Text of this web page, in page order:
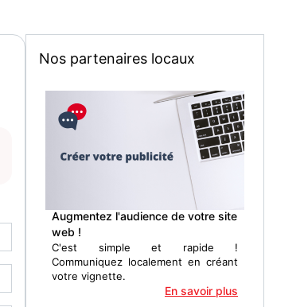
Nos partenaires locaux
Augmentez l'audience de votre site
web !
C'est simple et rapide !
Communiquez localement en créant
votre vignette.
En savoir plus